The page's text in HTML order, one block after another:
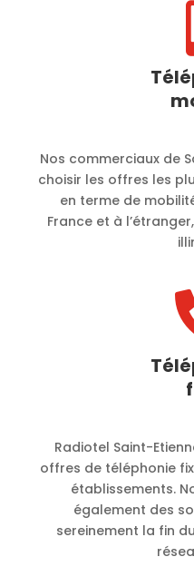
Nos commerciaux de
choisir les offres les
en terme de
France et à
Radiotel Saint-
offres de téléphonie
établissements.
également des
sereinement la fin